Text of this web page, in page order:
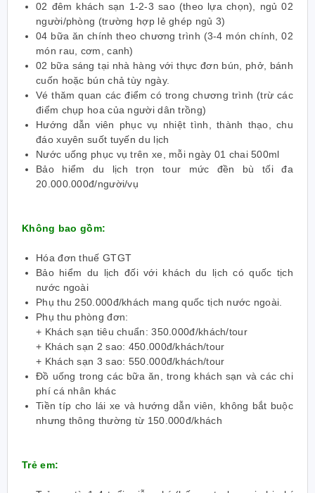
02 đêm khách sạn 1-2-3 sao (theo lựa chọn), ngủ 02
người/phòng (trường hợp lẻ ghép ngủ 3)
04 bữa ăn chính theo chương trình (3-4 món chính, 02
món rau, cơm, canh)
02 bữa sáng tại nhà hàng với thực đơn bún, phở, bánh
cuốn hoặc bún chả tùy ngày.
Vé thăm quan các điểm có trong chương trình (trừ các
điểm chụp hoa của người dân trồng)
Hướng dẫn viên phục vụ nhiệt tình, thành thạo, chu
đáo xuyên suốt tuyến du lịch
Nước uống phục vụ trên xe, mỗi ngày 01 chai 500ml
Bảo hiểm du lịch trọn tour mức đền bù tối đa
20.000.000đ/người/vụ
Không bao gồm:
Hóa đơn thuế GTGT
Bảo hiểm du lịch đối với khách du lịch có quốc tịch
nước ngoài
Phụ thu 250.000đ/khách mang quốc tịch nước ngoài.
Phụ thu phòng đơn:
+ Khách sạn tiêu chuẩn: 350.000đ/khách/tour
+ Khách sạn 2 sao: 450.000đ/khách/tour
+ Khách sạn 3 sao: 550.000đ/khách/tour
Đồ uống trong các bữa ăn, trong khách sạn và các chi
phí cá nhân khác
Tiền típ cho lái xe và hướng dẫn viên, không bắt buộc
nhưng thông thường từ 150.000đ/khách
Trẻ em: